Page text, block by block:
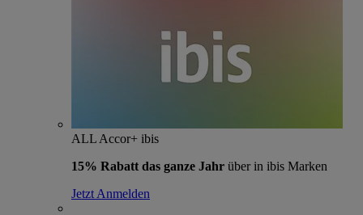
ALL Accor+ ibis
15% Rabatt das ganze Jahr über in ibis Marken
Jetzt Anmelden